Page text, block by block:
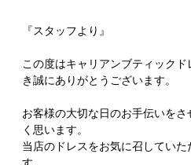
『スタッフより』
この度はキャリアンブティック
き誠にありがとうございます。
お客様の大切な日のお手伝いを
く思います。
当店のドレスをお気に召してい
す。